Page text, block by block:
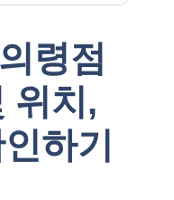
령점
위치,
하기